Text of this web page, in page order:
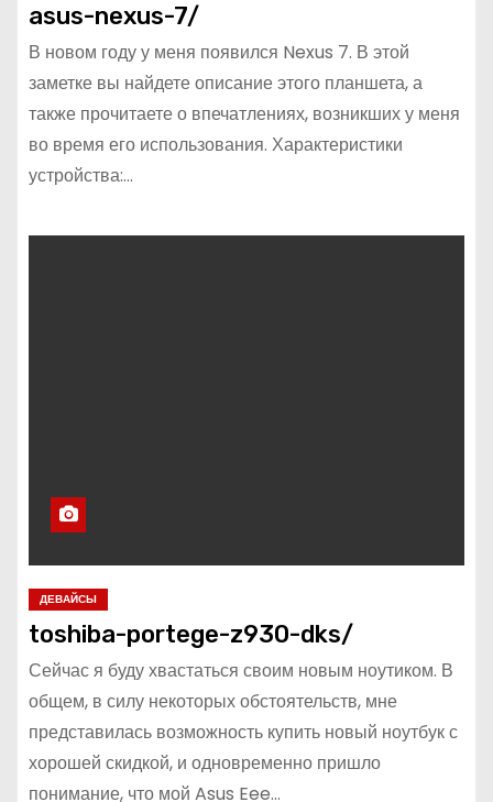
asus-nexus-7/
В новом году у меня появился Nexus 7. В этой
заметке вы найдете описание этого планшета, а
также прочитаете о впечатлениях, возникших у меня
во время его использования. Характеристики
устройства:…
ДЕВАЙСЫ
toshiba-portege-z930-dks/
Сейчас я буду хвастаться своим новым ноутиком. В
общем, в силу некоторых обстоятельств, мне
представилась возможность купить новый ноутбук с
хорошей скидкой, и одновременно пришло
понимание, что мой Asus Eee…